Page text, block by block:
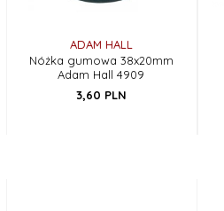
ADAM HALL
Nóżka gumowa 38x20mm
Adam Hall 4909
3,60 PLN